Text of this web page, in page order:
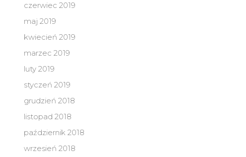
czerwiec 2019
maj 2019
kwiecień 2019
marzec 2019
luty 2019
styczeń 2019
grudzień 2018
listopad 2018
październik 2018
wrzesień 2018